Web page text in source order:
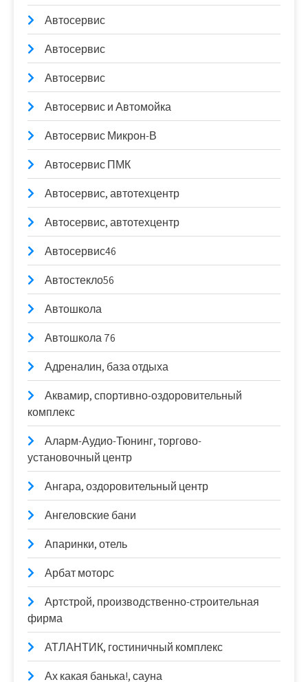
Автосервис
Автосервис
Автосервис
Автосервис и Автомойка
Автосервис Микрон-В
Автосервис ПМК
Автосервис, автотехцентр
Автосервис, автотехцентр
Автосервис46
Автостекло56
Автошкола
Автошкола 76
Адреналин, база отдыха
Аквамир, спортивно-оздоровительный
комплекс
Аларм-Аудио-Тюнинг, торгово-
установочный центр
Ангара, оздоровительный центр
Ангеловские бани
Апаринки, отель
Арбат моторс
Артстрой, производственно-строительная
фирма
АТЛАНТИК, гостиничный комплекс
Ах какая банька!, сауна